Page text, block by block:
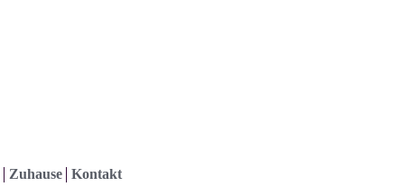
Zuhause Kontakt